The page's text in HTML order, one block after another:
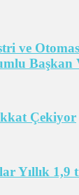
ve
Başkan
Çekiyor
Yıllık